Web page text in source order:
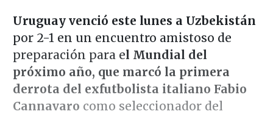
Uruguay venció este lunes a Uzbekistán
por 2-1 en un encuentro amistoso de
preparación para el Mundial del
próximo año, que marcó la primera
derrota del exfutbolista italiano Fabio
Cannavaro como seleccionador del